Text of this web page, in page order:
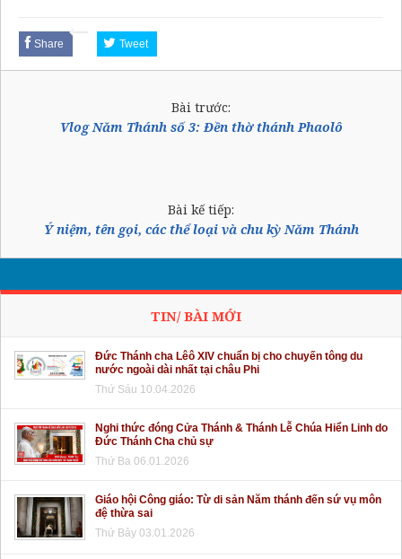
Share Tweet
Bài trước:
Vlog Năm Thánh số 3: Đền thờ thánh Phaolô
Bài kế tiếp:
Ý niệm, tên gọi, các thể loại và chu kỳ Năm Thánh
TIN/ BÀI MỚI
Đức Thánh cha Lêô XIV chuẩn bị cho chuyến tông du
nước ngoài dài nhất tại châu Phi
Thứ Sáu 10.04.2026
Nghi thức đóng Cửa Thánh & Thánh Lễ Chúa Hiển Linh do
Đức Thánh Cha chủ sự
Thứ Ba 06.01.2026
Giáo hội Công giáo: Từ di sản Năm thánh đến sứ vụ môn
đệ thừa sai
Thứ Bảy 03.01.2026